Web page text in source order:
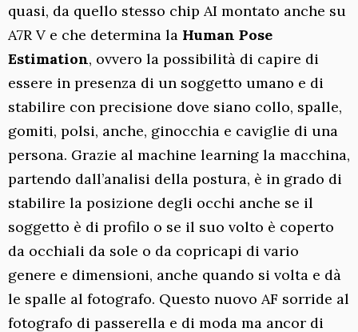
quasi, da quello stesso chip AI montato anche su
A7R V e che determina la Human Pose
Estimation, ovvero la possibilità di capire di
essere in presenza di un soggetto umano e di
stabilire con precisione dove siano collo, spalle,
gomiti, polsi, anche, ginocchia e caviglie di una
persona. Grazie al machine learning la macchina,
partendo dall’analisi della postura, è in grado di
stabilire la posizione degli occhi anche se il
soggetto è di profilo o se il suo volto è coperto
da occhiali da sole o da copricapi di vario
genere e dimensioni, anche quando si volta e dà
le spalle al fotografo. Questo nuovo AF sorride al
fotografo di passerella e di moda ma ancor di